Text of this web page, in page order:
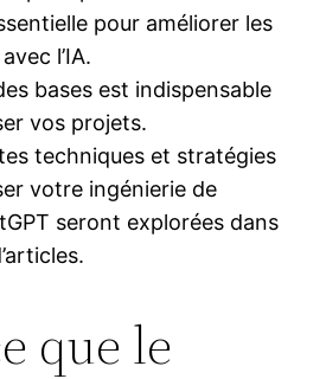
pour améliorer les
l’IA.
bases est indispensable
vos projets.
techniques et stratégies
votre ingénierie de
seront explorées dans
que le